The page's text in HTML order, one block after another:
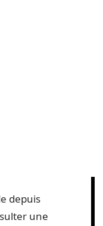
depuis
une